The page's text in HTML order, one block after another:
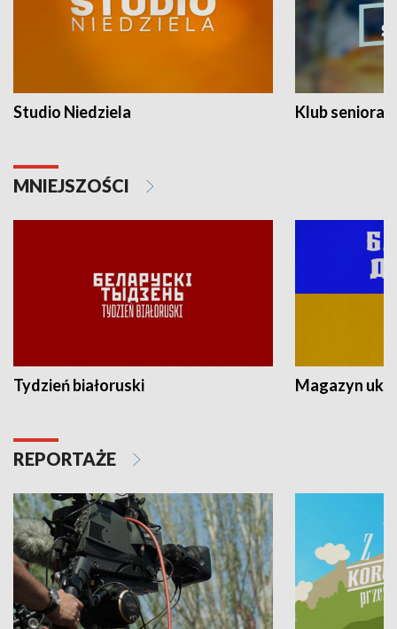
Studio Niedziela Klub seniora
MNIEJSZOŚCI
Tydzień białoruski Magazyn
REPORTAŻE